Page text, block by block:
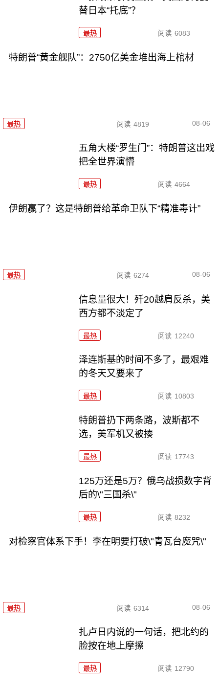
替日本“托底”？
最热 阅读 6083
特朗普“黄金舰队”：2750亿美金堆出海上棺材
最热 阅读 4819 08-06
五角大楼“罗生门”：特朗普这出戏
把全世界演懵
最热 阅读 4664
伊朗赢了？这是特朗普给革命卫队下“精准毒计”
最热 阅读 6274 08-06
信息量很大！歼20越肩反杀，美
西方都不淡定了
最热 阅读 12240
泽连斯基的时间不多了，最艰难
的冬天又要来了
最热 阅读 10803
特朗普扔下两条路，波斯都不
选，美军机又被揍
最热 阅读 17743
125万还是5万？俄乌战损数字背
后的\"三国杀\"
最热 阅读 8232
对检察官体系下手！李在明要打破\"青瓦台魔咒\"
最热 阅读 6314 08-06
扎卢日内说的一句话，把北约的
脸按在地上摩擦
最热 阅读 12790